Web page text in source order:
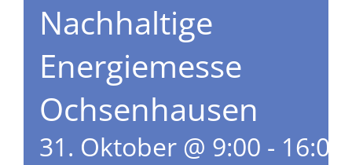
Nachhaltige
Energiemesse
Ochsenhausen
31. Oktober @ 9:00 - 16:00